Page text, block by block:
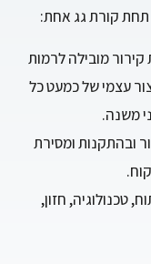
תחת קורת גג אחת:
קירור מובילה לרמות
עצמי של כמעט כל
משנה.
ובהתקנות ומסירת
טכנולוגיה, חזון,